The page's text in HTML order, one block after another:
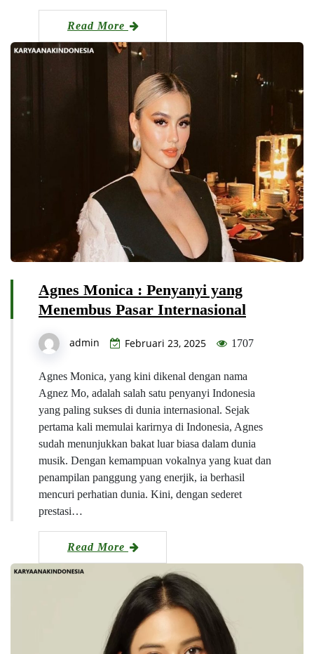
Read More
Agnes Monica : Penyanyi yang
Menembus Pasar Internasional
admin Februari 23, 2025 1707
Agnes Monica, yang kini dikenal dengan nama
Agnez Mo, adalah salah satu penyanyi Indonesia
yang paling sukses di dunia internasional. Sejak
pertama kali memulai karirnya di Indonesia, Agnes
sudah menunjukkan bakat luar biasa dalam dunia
musik. Dengan kemampuan vokalnya yang kuat dan
penampilan panggung yang enerjik, ia berhasil
mencuri perhatian dunia. Kini, dengan sederet
prestasi…
Read More